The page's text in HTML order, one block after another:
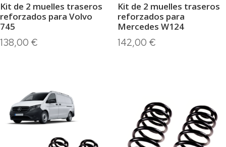
Kit de 2 muelles traseros
reforzados para Volvo
745
138,00 €
Kit de 2 muelles traseros
reforzados para
Mercedes W124
142,00 €